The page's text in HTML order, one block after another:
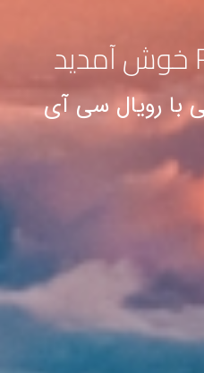
خوش آمدید
با رویال سی آی